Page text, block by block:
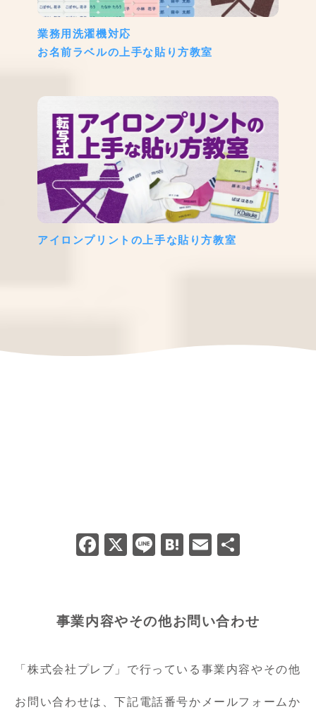
業務用洗濯機対応
お名前ラベルの上手な貼り方教室
アイロンプリントの上手な貼り方教室
F
e
b
o
o
k
X
Li
H
n
a
E
l
事業内容やその他お問い合わせ
「株式会社プレブ」で行っている事業内容やその他
お問い合わせは、下記電話番号かメールフォームか